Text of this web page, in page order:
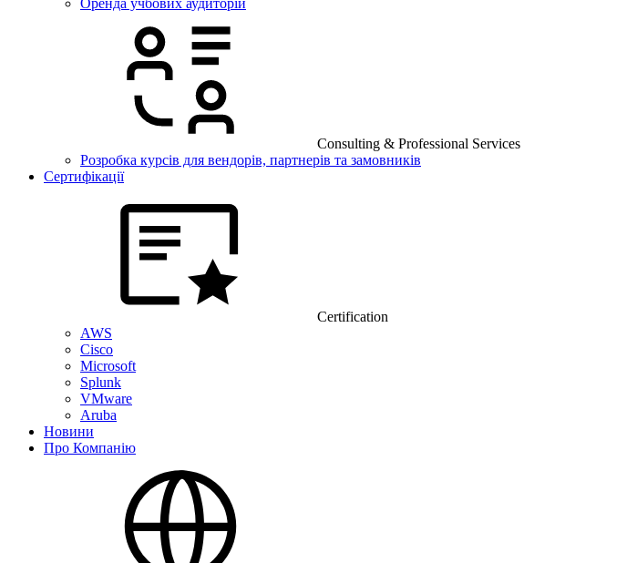
Оренда учбових аудиторій
Consulting & Professional Services
Розробка курсів для вендорів, партнерів та замовників
Сертифікації
Certification
AWS
Cisco
Microsoft
Splunk
VMware
Aruba
Новини
Про Компанію